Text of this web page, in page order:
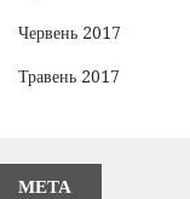
Червень 2017
Травень 2017
МЕТА